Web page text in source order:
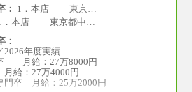
： 1．本店 東京…
．本店 東京都中…
：
2026年度実績
月給：27万8000円
給：27万4000円
門卒 月給：25万2000円